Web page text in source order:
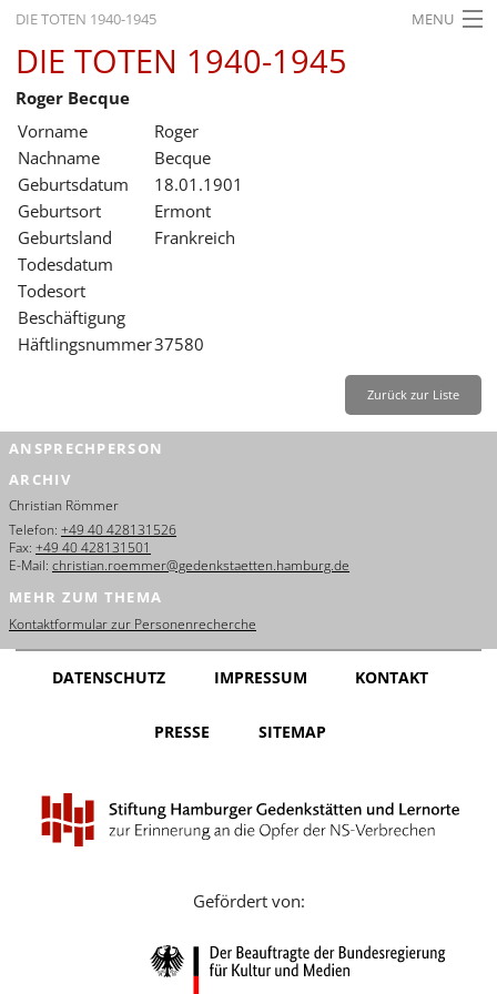
DIE TOTEN 1940-1945 MENU
STARTSEITE
AKTUELLES
AUSSTELLUNGEN
GESCHICHTE
BILDUNG
FORSCHUNG
SERVICE
Français
Dansk
Español
Nederlands
Português
Русский
Leichte Sprache
DIE TOTEN 1940-1945
Roger Becque
Vorname
Roger
Nachname
Becque
Geburtsdatum
18.01.1901
Geburtsort
Ermont
Geburtsland
Frankreich
Todesdatum
Todesort
Beschäftigung
Häftlingsnummer37580
Zurück zur Liste
ANSPRECHPERSON
ARCHIV
Christian Römmer
Telefon: +49 40 428131526
Fax: +49 40 428131501
E-Mail: christian.roemmer@gedenkstaetten.hamburg.de
MEHR ZUM THEMA
Kontaktformular zur Personenrecherche
DATENSCHUTZ IMPRESSUM KONTAKT
PRESSE SITEMAP
Gefördert von: